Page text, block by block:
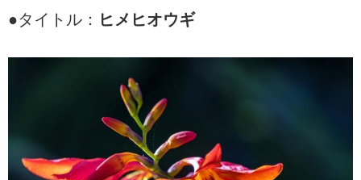
●タイトル： ヒメヒオウギ